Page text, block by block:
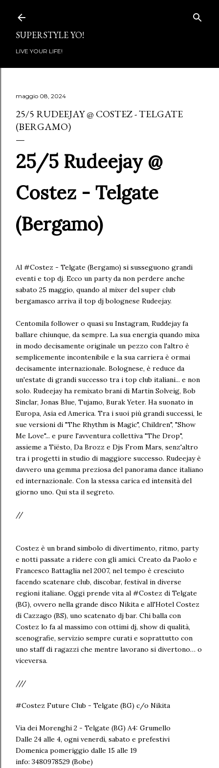
SUPERSTYLE YO!
LIVE YOUR LIFE!
maggio 08, 2024
25/5 RUDEEJAY @ COSTEZ - TELGATE
(BERGAMO)
25/5 Rudeejay @
Costez - Telgate
(Bergamo)
Al #Costez - Telgate (Bergamo) si susseguono grandi
eventi e top dj. Ecco un party da non perdere anche
sabato 25 maggio, quando al mixer del super club
bergamasco arriva il top dj bolognese Rudeejay.
Centomila follower o quasi su Instagram, Ruddejay fa
ballare chiunque, da sempre. La sua energia quando mixa
in modo decisamente originale un pezzo con l'altro è
semplicemente incontenibile e la sua carriera è ormai
decisamente internazionale. Bolognese, è reduce da
un'estate di grandi successo tra i top club italiani... e non
solo. Rudeejay ha remixato brani di Martin Solveig, Bob
Sinclar, Jonas Blue, Tujamo, Burak Yeter. Ha suonato in
Europa, Asia ed America. Tra i suoi più grandi successi, le
sue versioni di "The Rhythm is Magic", Children", "Show
Me Love"... e pure l'avventura collettiva "The Drop",
assieme a Tiësto, Da Brozz e Djs From Mars, senz'altro
tra i progetti in studio di maggiore successo. Rudeejay è
davvero una gemma preziosa del panorama dance italiano
ed internazionale. Con la stessa carica ed intensità del
giorno uno. Qui sta il segreto.
//
Costez è un brand simbolo di divertimento, ritmo, party
e notti passate a ridere con gli amici. Creato da Paolo e
Francesco Battaglia nel 2007, nel tempo è cresciuto
facendo scatenare club, discobar, festival in diverse
regioni italiane. Oggi prende vita al #Costez di Telgate
(BG), ovvero nella grande disco Nikita e all'Hotel Costez
di Cazzago (BS), uno scatenato dj bar. Chi balla con
Costez lo fa al massimo con ottimi dj, show di qualità,
scenografie, servizio sempre curati e soprattutto con
uno staff di ragazzi che mentre lavorano si divertono… o
viceversa.
///
#Costez Future Club - Telgate (BG) c/o Nikita
Via dei Morenghi 2 - Telgate (BG) A4: Grumello
Dalle 24 alle 4, ogni venerdì, sabato e prefestivi
Domenica pomeriggio dalle 15 alle 19
info: 3480978529 (Bobe)